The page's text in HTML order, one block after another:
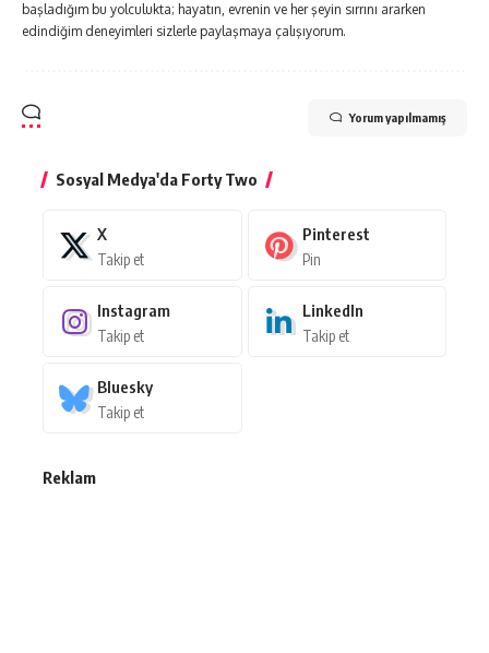
başladığım bu yolculukta; hayatın, evrenin ve her şeyin sırrını ararken
edindiğim deneyimleri sizlerle paylaşmaya çalışıyorum.
Yorum yapılmamış
Sosyal Medya'da Forty Two
X
Takip et
Pinterest
Pin
Instagram
Takip et
LinkedIn
Takip et
Bluesky
Takip et
Reklam